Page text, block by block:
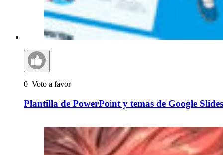
0 Voto a favor
Plantilla de PowerPoint y temas de Google